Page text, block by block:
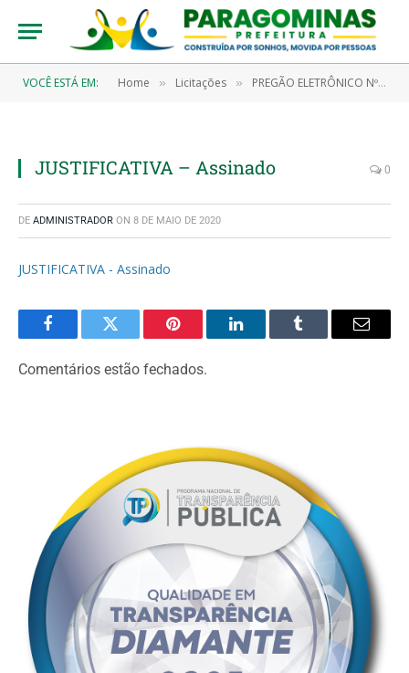
VOCÊ ESTÁ EM: Home » Licitações » PREGÃO ELETRÔNICO Nº 9/2019-00063-SRP (AQUISIÇÃO DE MATERIAL HOSPITALAR, QUÍMICO, LABORATORIAL, DE ACONDICIONAMENTO E EMBALAGEM, DE PROTEÇÃO E SEGURANÇA, APARELHO DE MEDIÇÃO E ORIENTAÇÃO E OUTROS MATERIAIS DE CONSUMO E EQUIPAMENTOS)
JUSTIFICATIVA – Assinado 0
DE ADMINISTRADOR ON 8 DE MAIO DE 2020
JUSTIFICATIVA - Assinado
FacebookTwitter Pinterest LinkedInTumblr Email
Comentários estão fechados.